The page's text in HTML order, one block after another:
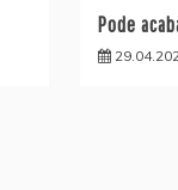
Pode